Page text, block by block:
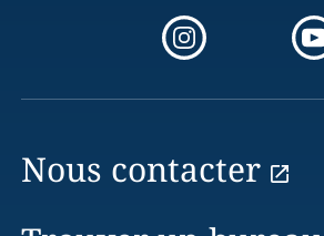
Nous contacter